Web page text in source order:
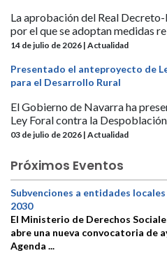
La aprobación del Real
por el que se adoptan medidas
14 de julio de 2026 | Actualidad
Presentado el anteproyecto de
para el Desarrollo Rural
El Gobierno de Navarra ha
Ley Foral contra la Despoblación
03 de julio de 2026 | Actualidad
Próximos Eventos
Subvenciones a entidades
2030
El Ministerio de Derechos
abre una nueva convocatoria de
Agenda ...